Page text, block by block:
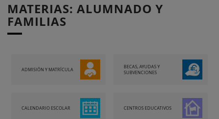
MATERIAS: ALUMNADO Y
FAMILIAS
ADMISIÓN Y MATRÍCULA
BECAS, AYUDAS Y
SUBVENCIONES
CALENDARIO ESCOLAR CENTROS EDUCATIVOS